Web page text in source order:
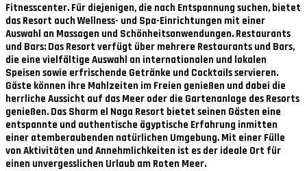
Fitnesscenter. Für diejenigen, die nach Entspannung suchen, bietet
das Resort auch Wellness- und Spa-Einrichtungen mit einer
Auswahl an Massagen und Schönheitsanwendungen. Restaurants
und Bars: Das Resort verfügt über mehrere Restaurants und Bars,
die eine vielfältige Auswahl an internationalen und lokalen
Speisen sowie erfrischende Getränke und Cocktails servieren.
Gäste können ihre Mahlzeiten im Freien genießen und dabei die
herrliche Aussicht auf das Meer oder die Gartenanlage des Resorts
genießen. Das Sharm el Naga Resort bietet seinen Gästen eine
entspannte und authentische ägyptische Erfahrung inmitten
einer atemberaubenden natürlichen Umgebung. Mit einer Fülle
von Aktivitäten und Annehmlichkeiten ist es der ideale Ort für
einen unvergesslichen Urlaub am Roten Meer.